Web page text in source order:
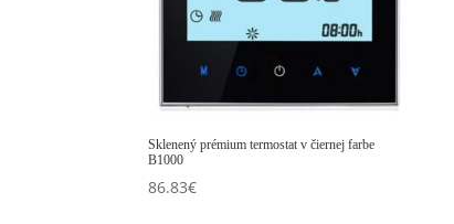
Sklenený prémium termostat v čiernej farbe
B1000
86.83€